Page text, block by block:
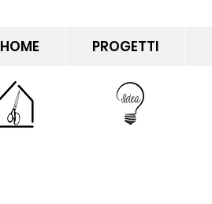
HOME PROGETTI